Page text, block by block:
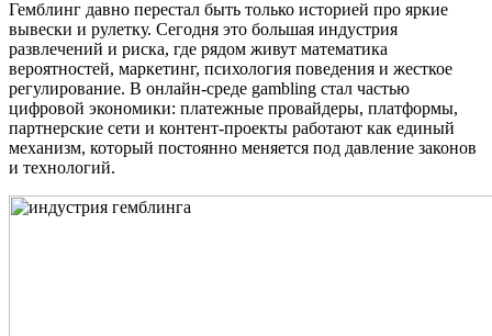
Гемблинг давно перестал быть только историей про яркие
вывески и рулетку. Сегодня это большая индустрия
развлечений и риска, где рядом живут математика
вероятностей, маркетинг, психология поведения и жесткое
регулирование. В онлайн-среде gambling стал частью
цифровой экономики: платежные провайдеры, платформы,
партнерские сети и контент-проекты работают как единый
механизм, который постоянно меняется под давление законов
и технологий.